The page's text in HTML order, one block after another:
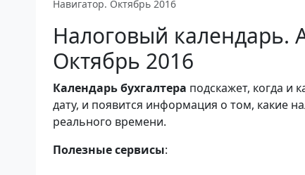
Навигатор. Октябрь 2016
Налоговый календарь.
Октябрь 2016
Календарьбухгалтера подскажет, когда и
дату, и появится информация о том, какие
реального времени.
Полезные сервисы: